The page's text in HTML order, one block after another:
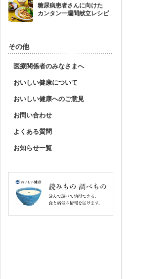
糖尿病患者さんに向けた
カンタン一週間献立レシピ
その他
医療関係者のみなさまへ
おいしい健康について
おいしい健康へのご意見
お問い合わせ
よくある質問
お知らせ一覧